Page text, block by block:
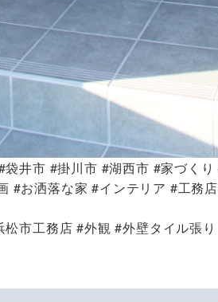
井市 #掛川市 #湖西市 #家づく
#お洒落な家 #インテリア #工務
市工務店 #外観 #外壁タイル張り